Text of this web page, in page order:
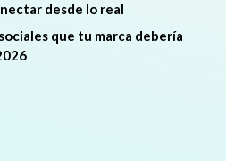
desde lo real
que tu marca debería